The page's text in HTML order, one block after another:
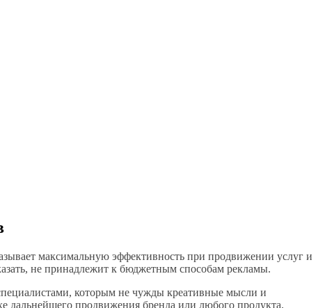
максимальную эффективность при продвижении услуг и
не принадлежит к бюджетным способам рекламы.
которым не чужды креативные мысли и
дальнейшего продвижения бренда или любого продукта.